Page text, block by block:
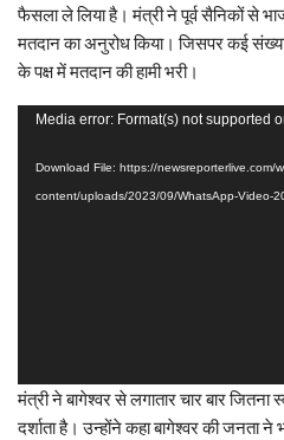
फैसला ले लिया है। मंत्री ने पूर्व सैनिकों से
मतदान का अनुरोध किया। जिसपर कई संख्या
के पक्ष में मतदान की हामी भरी।
Video
Media error: Format(s) not supported
Download File: https://newsreporterlive.com/
content/uploads/2023/09/WhatsApp-Video-
मंत्री ने बागेश्वर से लगातार चार बार जितना
दर्शाता है। उन्होंने कहा बागेश्वर की जनता